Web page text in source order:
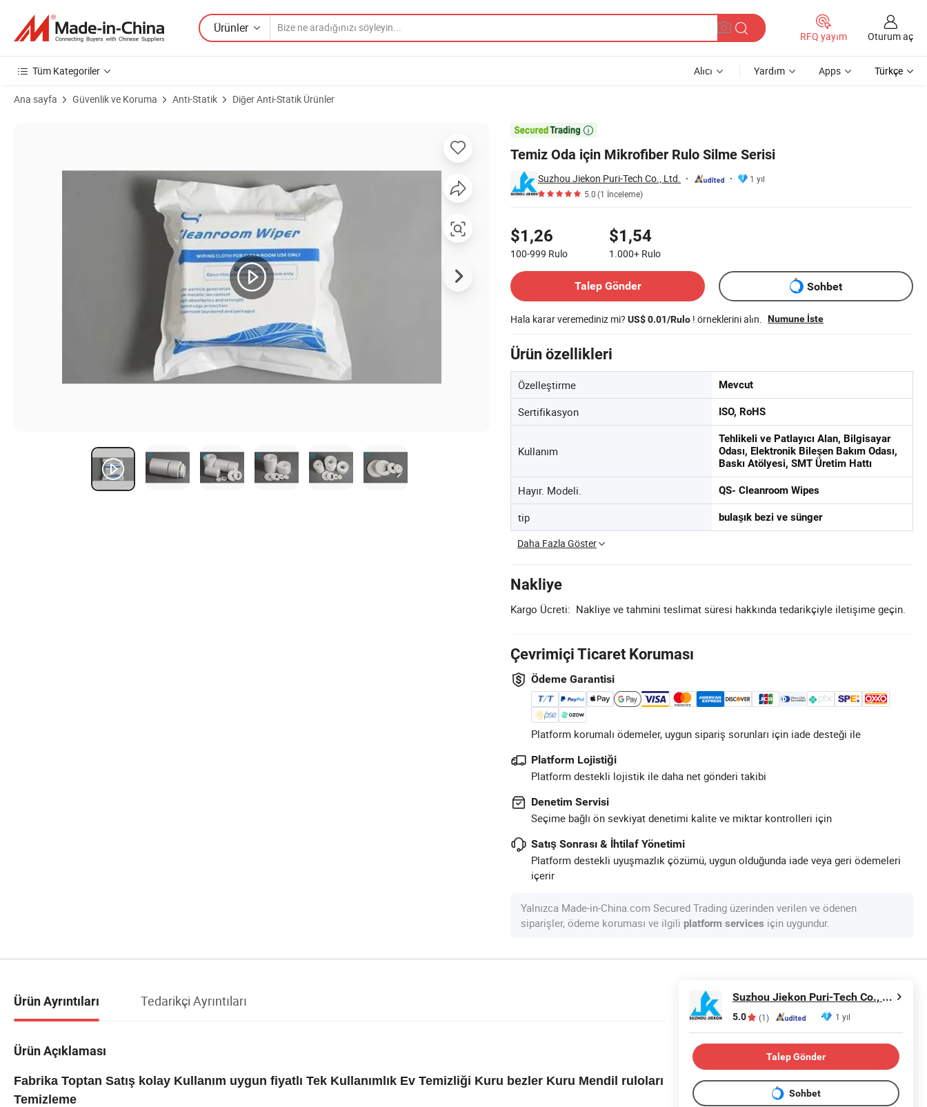
Ürünler
RFQ yayım Oturum aç
Tüm Kategoriler Alıcı Yardım Apps Türkçe
Ana sayfa Güvenlik ve Koruma Anti-Statik Diğer Anti-Statik Ürünler

Temiz Oda için Mikrofiber Rulo Silme Serisi
Suzhou Jiekon Puri-Tech Co., Ltd.
1 yıl
5.0(1 İnceleme)
$1,26
100-999 Rulo
$1,54
1.000+ Rulo
Talep Gönder
Sohbet
Hala karar veremediniz mi? US$ 0.01/Rulo ! örneklerini alın. Numune İste
Ürün özellikleri
Özelleştirme Mevcut
Sertifikasyon ISO, RoHS
Kullanım
Tehlikeli ve Patlayıcı Alan, Bilgisayar
Odası, Elektronik Bileşen Bakım Odası,
Baskı Atölyesi, SMT Üretim Hattı
Hayır. Modeli. QS- Cleanroom Wipes
tip bulaşık bezi ve sünger
Daha Fazla Göster
Nakliye
Kargo Ücreti: Nakliye ve tahmini teslimat süresi hakkında tedarikçiyle iletişime geçin.
Çevrimiçi Ticaret Koruması
Ödeme Garantisi
Platform korumalı ödemeler, uygun sipariş sorunları için iade desteği ile
Platform Lojistiği
Platform destekli lojistik ile daha net gönderi takibi
Denetim Servisi
Seçime bağlı ön sevkiyat denetimi kalite ve miktar kontrolleri için
Satış Sonrası & İhtilaf Yönetimi
Platform destekli uyuşmazlık çözümü, uygun olduğunda iade veya geri ödemeleri
içerir
Yalnızca Made-in-China.com Secured Trading üzerinden verilen ve ödenen
siparişler, ödeme koruması ve ilgili platform services için uygundur.
Ürün Ayrıntıları Tedarikçi Ayrıntıları
Ürün Açıklaması
Fabrika Toptan Satış kolay Kullanım uygun fiyatlı Tek Kullanımlık Ev Temizliği Kuru bezler Kuru Mendil ruloları
Temizleme
Suzhou Jiekon Puri-Tech Co., Ltd.
5.0 (1) 1 yıl
Talep Gönder
Sohbet